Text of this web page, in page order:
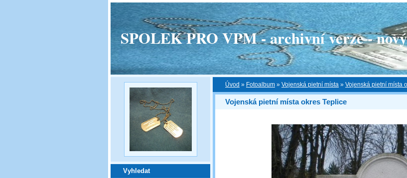
SPOLEK PRO VPM - archivní verze -
Vyhledat
Úvod » Fotoalbum » Vojenská pietní místa » Vojenská pietní místa
Vojenská pietní místa okres Teplice